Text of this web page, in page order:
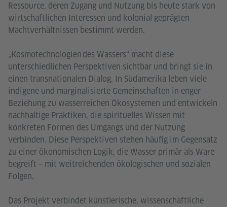
Ressource, deren Zugang und Nutzung bis heute stark von
wirtschaftlichen Interessen und kolonial geprägten
Machtverhältnissen bestimmt werden.
„Kosmotechnologien des Wassers“ macht diese
unterschiedlichen Perspektiven sichtbar und bringt sie in
einen transnationalen Dialog. In Südamerika leben viele
indigene und marginalisierte Gemeinschaften in enger
Beziehung zu wasserreichen Ökosystemen und entwickeln
nachhaltige Praktiken, die spirituelles Wissen mit
konkreten Formen des Umgangs und der Nutzung
verbinden. Diese Perspektiven stehen häufig im Gegensatz
zu einer ökonomischen Logik, die Wasser primär als Ware
begreift – mit weitreichenden ökologischen und sozialen
Folgen.
Das Projekt verbindet künstlerische, wissenschaftliche